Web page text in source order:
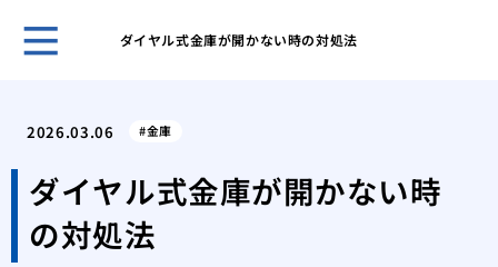
ダイヤル式金庫が開かない時の対処法
2026.03.06 金庫
ダイヤル式金庫が開かない時
の対処法